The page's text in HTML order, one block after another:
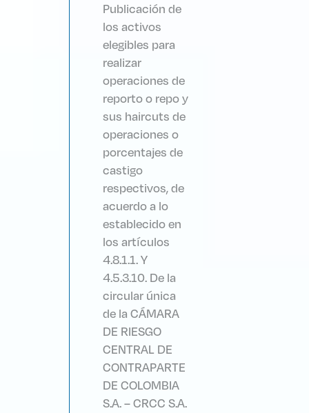
Publicación de
los activos
elegibles para
realizar
operaciones de
reporto o repo y
sus haircuts de
operaciones o
porcentajes de
castigo
respectivos, de
acuerdo a lo
establecido en
los artículos
4.8.1.1. Y
4.5.3.10. De la
circular única
de la CÁMARA
DE RIESGO
CENTRAL DE
CONTRAPARTE
DE COLOMBIA
S.A. – CRCC S.A.